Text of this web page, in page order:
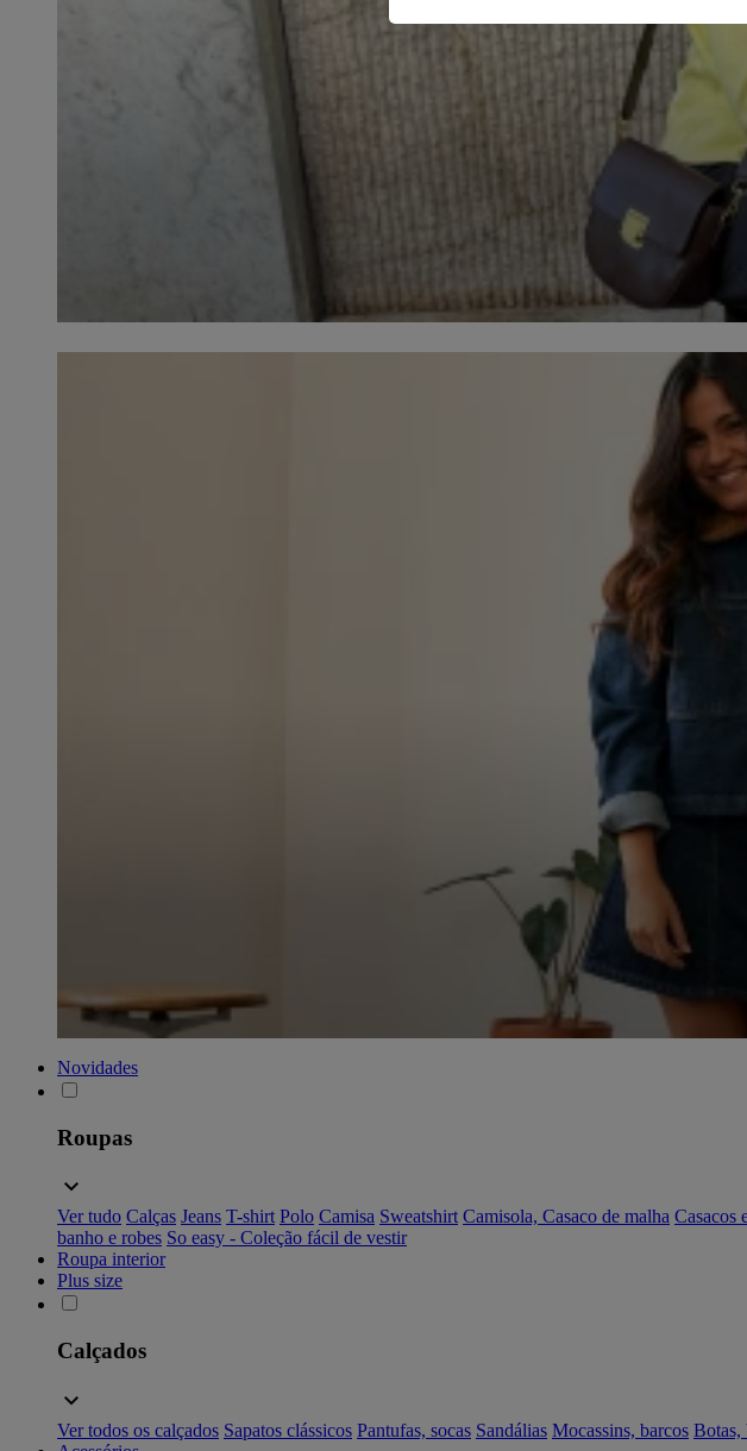
Novidades
Roupas
Ver tudo Calças Jeans T-shirt Polo Camisa Sweatshirt Camisola, Casaco de malha Casacos
banho e robes So easy - Coleção fácil de vestir
Roupa interior
Plus size
Calçados
Ver todos os calçados Sapatos clássicos Pantufas, socas Sandálias Mocassins, barcos Botas,